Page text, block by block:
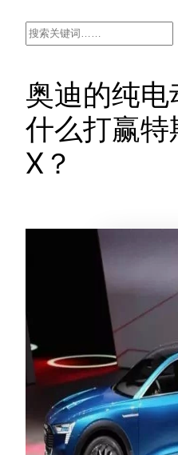
Search
奥迪的纯
什么打赢
X？